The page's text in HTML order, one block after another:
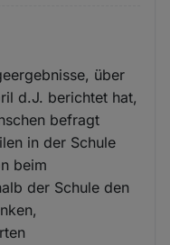
über
d.J. berichtet hat,
befragt
in der Schule
beim
der Schule den